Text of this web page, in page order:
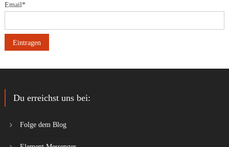
Email*
Du erreichst uns bei:
Folge dem Blog